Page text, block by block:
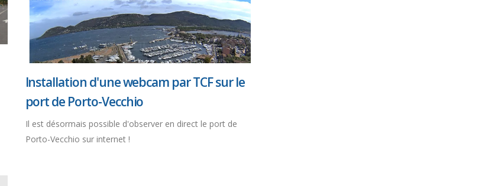
Installation d'une webcam par TCF sur le
port de Porto-Vecchio
Il est désormais possible d'observer en direct le port de
Porto-Vecchio sur internet !